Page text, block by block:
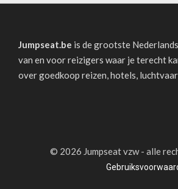
Jumpseat.be is de grootste
van en voor reizigers waar je terecht
over goedkoop reizen, hotels,
© 2026 Jumpseat vzw - alle